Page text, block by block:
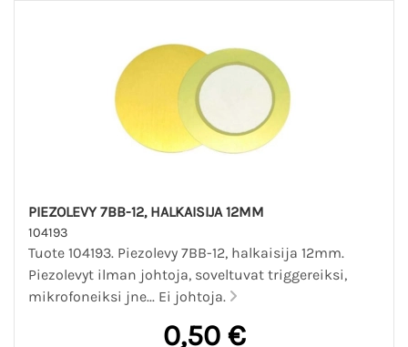
PIEZOLEVY 7BB-12, HALKAISIJA 12MM
104193
Tuote 104193. Piezolevy 7BB-12, halkaisija 12mm.
Piezolevyt ilman johtoja, soveltuvat triggereiksi,
mikrofoneiksi jne... Ei johtoja.
0,50 €